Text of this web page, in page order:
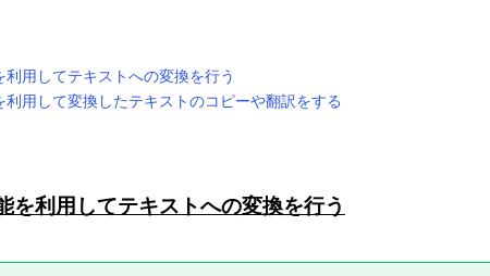
用してテキストへの変換を行う
利用して変換したテキストのコピーや翻訳をする
を利用してテキストへの変換を行う